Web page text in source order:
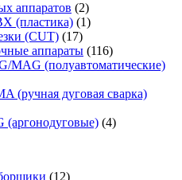
аппаратов (2)
(пластика) (1)
(CUT) (17)
аппараты (116)
MAG (полуавтоматические)
(ручная дуговая сварка)
(аргонодуговые) (4)
(12)